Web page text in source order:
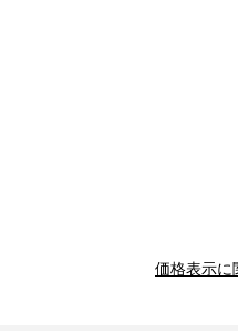
価格表示に